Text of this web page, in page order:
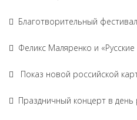
Благотворительный
Феликс Маляренко и
Показ новой российской
Праздничный концерт в день